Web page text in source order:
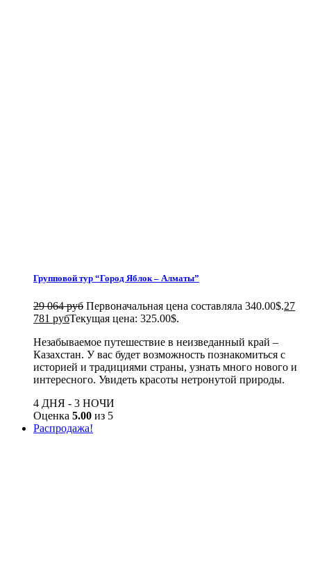
Групповой тур “Город Яблок – Алматы”
29 064 руб Первоначальная цена составляла 340.00$.27
781 рубТекущая цена: 325.00$.
Незабываемое путешествие в неизведанный край –
Казахстан. У вас будет возможность познакомиться с
историей и традициями страны, узнать много нового и
интересного. Увидеть красоты нетронутой природы.
4 ДНЯ - 3 НОЧИ
Оценка 5.00 из 5
Распродажа!